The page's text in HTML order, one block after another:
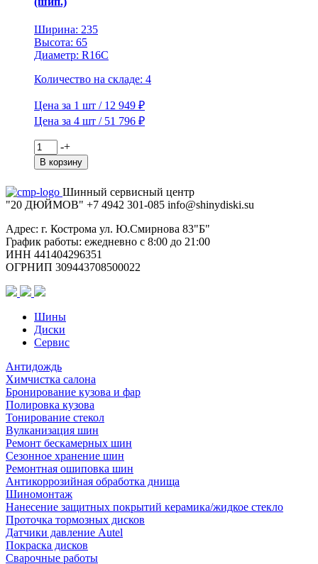
Ширина: 235
Высота: 65
Диаметр: R16C
Количество на складе: 4
Цена за 1 шт / 12 949 ₽
Цена за 4 шт / 51 796 ₽
Количество
товара
Viatti
115/113R
Vettore
V-
524
TL
(шип.)
-+
В корзину
Шинный сервисный центр
"20 ДЮЙМОВ" +7 4942 301-085 info@shinydiski.su
Адрес: г. Кострома ул. Ю.Смирнова 83"Б"
График работы: ежедневно с 8:00 до 21:00
ИНН 441404296351
ОГРНИП 309443708500022
Шины
Диски
Сервис
Антидождь
Химчистка салона
Бронирование кузова и фар
Полировка кузова
Тонирование стекол
Вулканизация шин
Ремонт бескамерных шин
Сезонное хранение шин
Ремонтная ошиповка шин
Антикоррозийная обработка днища
Шиномонтаж
Нанесение защитных покрытий керамика/жидкое стекло
Проточка тормозных дисков
Датчики давление Autel
Покраска дисков
Сварочные работы